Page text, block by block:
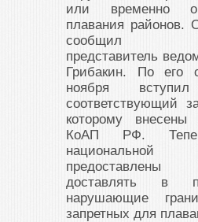
или временно
плавания
сообщил
представитель
Грибакин. По его
ноября
соответствующий
которому
КоАП РФ.
предоставлены
доставлять в
нарушающие
запретных для